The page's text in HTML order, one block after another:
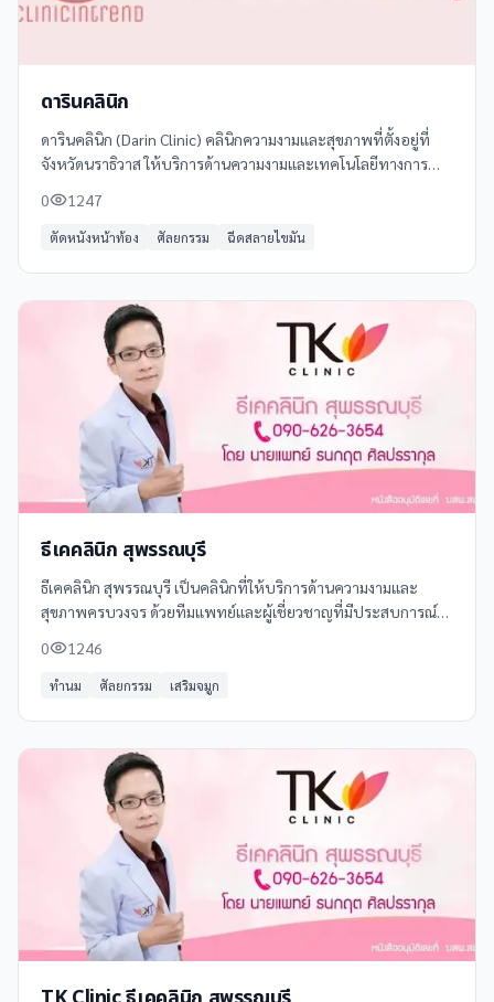
ดารินคลินิก
ดารินคลินิก (Darin Clinic) คลินิกความงามและสุขภาพที่ตั้งอยู่ที่
จังหวัดนราธิวาส ให้บริการด้านความงามและเทคโนโลยีทางการ
0 1247
ตัดหนังหน้าท้อง ศัลยกรรม ฉีดสลายไขมัน
ธีเคคลินิก สุพรรณบุรี
ธีเคคลินิก สุพรรณบุรี เป็นคลินิกที่ให้บริการด้านความงามและ
สุขภาพครบวงจร ด้วยทีมแพทย์และผู้เชี่ยวชาญที่มีประสบการณ์
ตัว
0 1246
ทำนม ศัลยกรรม เสริมจมูก